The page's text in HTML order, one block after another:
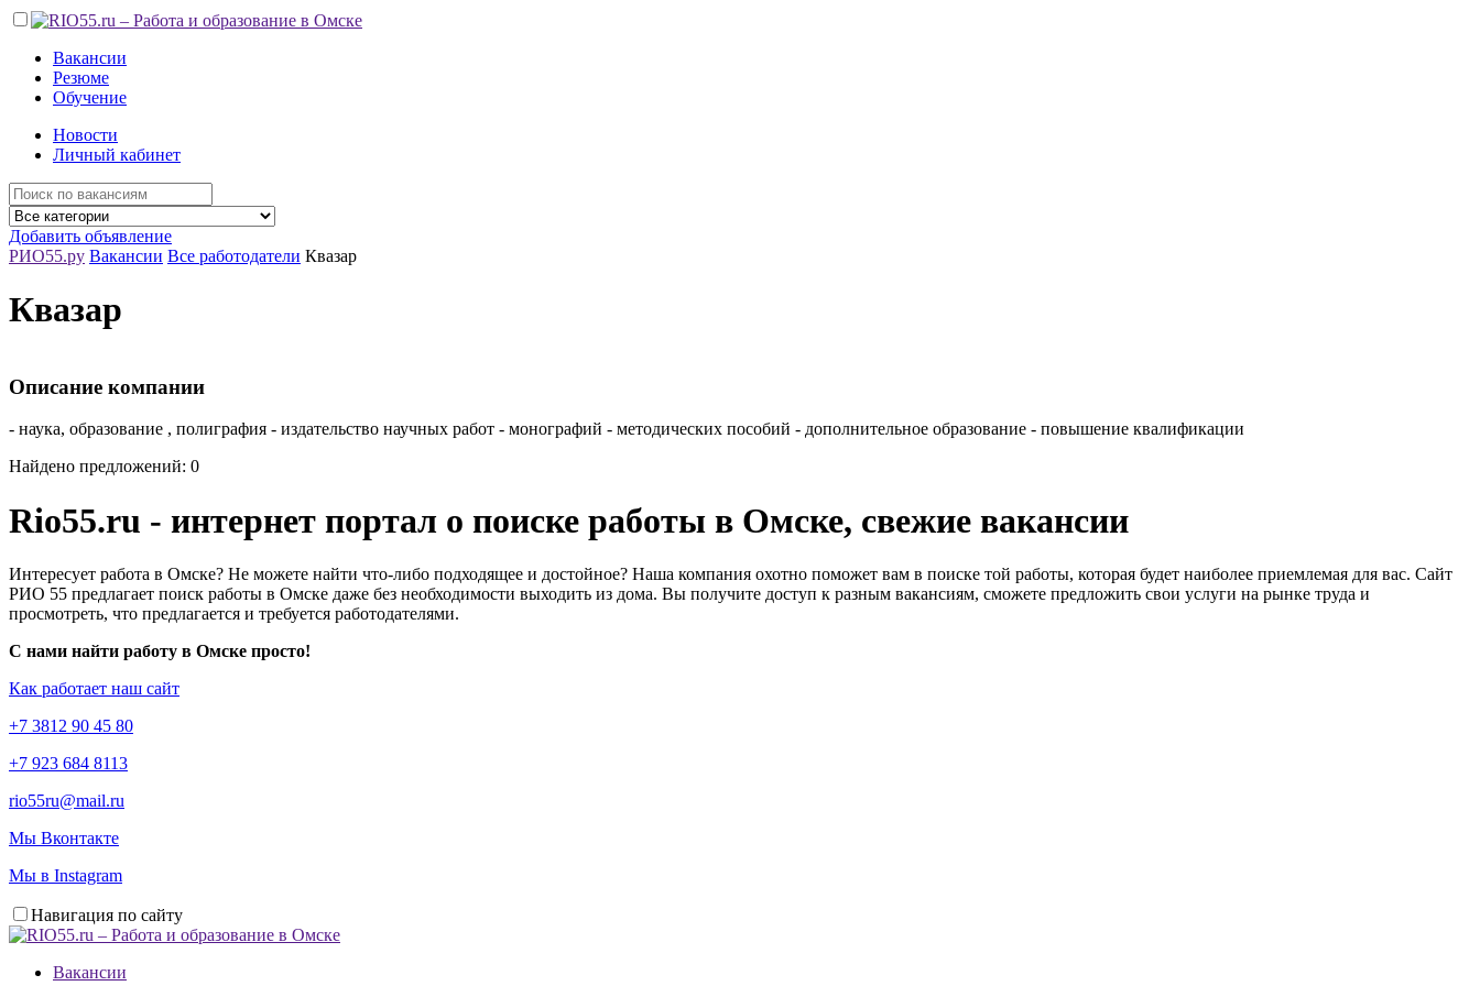
Вакансии
Резюме
Обучение
Новости
Личный кабинет
Добавить объявление
РИО55.ру Вакансии Все работодатели Квазар
Квазар
Описание компании
- наука, образование , полиграфия - издательство научных работ - монографий - методических пособий - дополнительное образование - повышение квалификации
Найдено предложений: 0
Rio55.ru - интернет портал о поиске работы в Омске, свежие вакансии
Интересует работа в Омске? Не можете найти что-либо подходящее и достойное? Наша компания охотно поможет вам в поиске той работы, которая будет наиболее приемлемая для вас. Сайт
РИО 55 предлагает поиск работы в Омске даже без необходимости выходить из дома. Вы получите доступ к разным вакансиям, сможете предложить свои услуги на рынке труда и
просмотреть, что предлагается и требуется работодателями.
С нами найти работу в Омске просто!
Как работает наш сайт
+7 3812 90 45 80
+7 923 684 8113
rio55ru@mail.ru
Мы Вконтакте
Мы в Instagram
Навигация по сайту
Вакансии